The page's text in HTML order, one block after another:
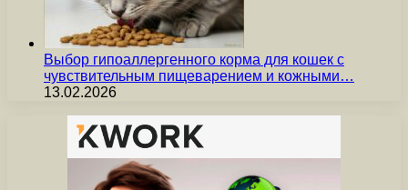
Выбор гипоаллергенного корма для кошек с
чувствительным пищеварением и кожными…
13.02.2026